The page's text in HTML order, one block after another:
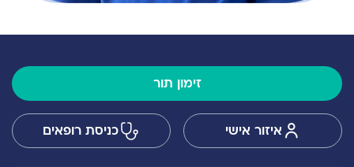
זימון תור
איזור אישי כניסת רופאים